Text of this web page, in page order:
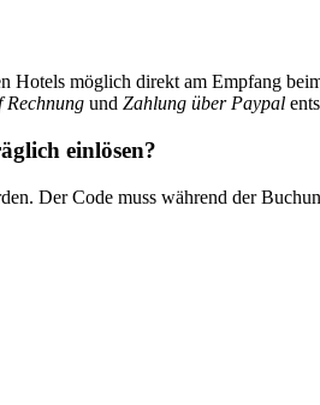
Hotels möglich direkt am Empfang
Rechnung und Zahlung über Paypal
einlösen?
Der Code muss während der